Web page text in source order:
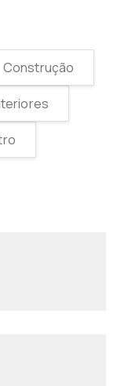
Construção